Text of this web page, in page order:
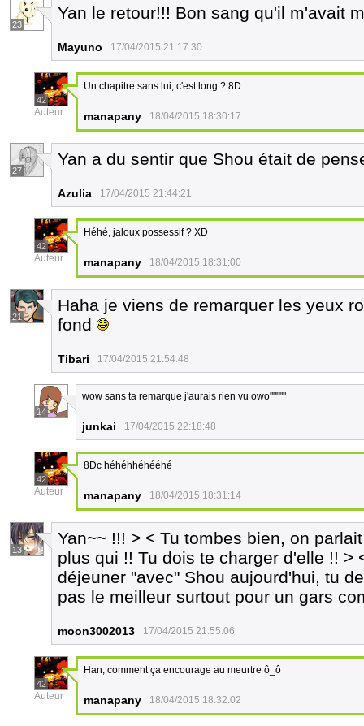
23
Yan le retour!!! Bon sang qu'il m'avait
Mayuno 17/04/2015 21:17:30
42
Auteur
Un chapitre sans lui, c'est long ? 8D
manapany 18/04/2015 18:30:17
27
Yan a du sentir que Shou était de
Azulia 17/04/2015 21:44:21
42
Auteur
Héhé, jaloux possessif ? XD
manapany 18/04/2015 18:31:00
21
Haha je viens de remarquer les yeux
fond
Tibari 17/04/2015 21:54:48
14
wow sans ta remarque j'aurais rien vu owo"""""
junkai 17/04/2015 22:18:48
42
Auteur
8Dc héhéhhéhééhé
manapany 18/04/2015 18:31:14
13
Yan~~ !!! > < Tu tombes bien, on
plus qui !! Tu dois te charger d'elle !! >
déjeuner "avec" Shou aujourd'hui, tu
pas le meilleur surtout pour un gars
moon3002013 17/04/2015 21:55:06
42
Auteur
Han, comment ça encourage au meurtre ô_ô
manapany 18/04/2015 18:32:02